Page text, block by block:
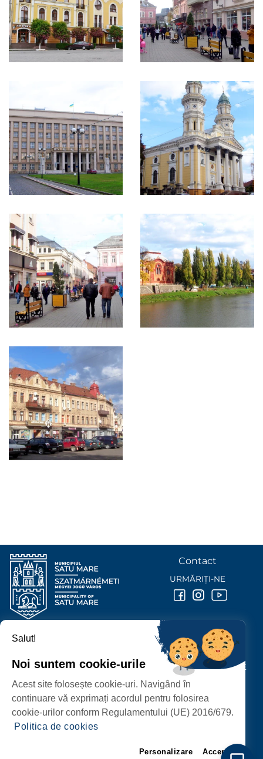
PROTECȚIA DATELOR PERSONALE
PRIMĂRIA MUNICIPIULUI
P-ȚA 25 OCTOMBRIE, NR. 1 CORP M, 440026 SATU MARE
Contact
URMĂRIȚI-NE
Salut!
Noi suntem cookie-urile
Acest site folosește cookie-uri. Navigând în
continuare vă exprimați acordul pentru folosirea
cookie-urilor conform Regulamentului (UE) 2016/679.
Politica de cookies
Personalizare Accept